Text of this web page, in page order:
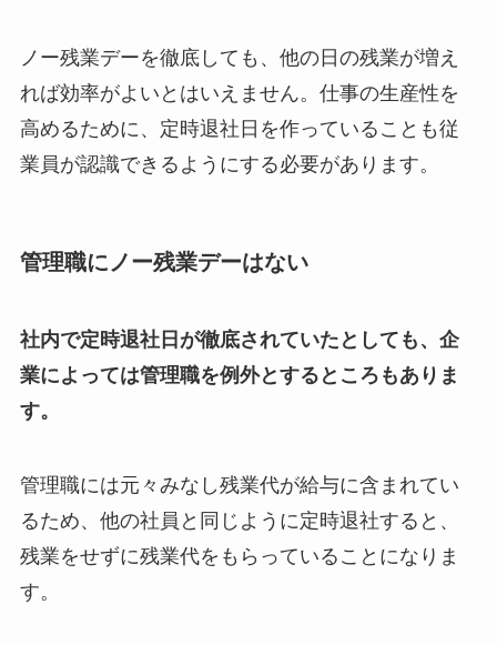
ノー残業デーを徹底しても、他の日の残業が増え
れば効率がよいとはいえません。仕事の生産性を
高めるために、定時退社日を作っていることも従
業員が認識できるようにする必要があります。
管理職にノー残業デーはない
社内で定時退社日が徹底されていたとしても、企
業によっては管理職を例外とするところもありま
す。
管理職には元々みなし残業代が給与に含まれてい
るため、他の社員と同じように定時退社すると、
残業をせずに残業代をもらっていることになりま
す。